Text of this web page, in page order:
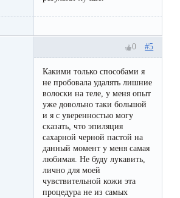
#5
0
Какими только способами я
не пробовала удалять лишние
волоски на теле, у меня опыт
уже довольно таки большой
и я с уверенностью могу
сказать, что эпиляция
сахарной черной пастой на
данный момент у меня самая
любимая. Не буду лукавить,
лично для моей
чувствительной кожи эта
процедура не из самых